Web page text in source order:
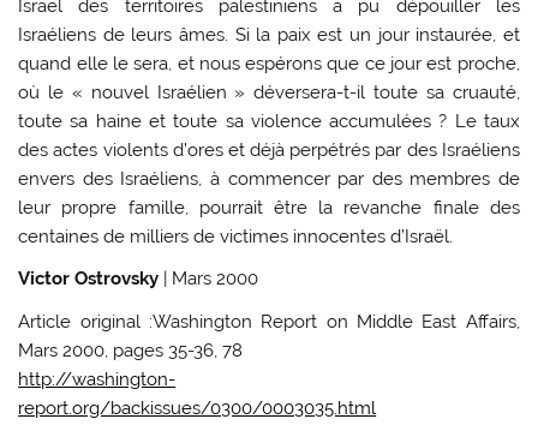
Israël des territoires palestiniens a pu dépouiller les
Israéliens de leurs âmes. Si la paix est un jour instaurée, et
quand elle le sera, et nous espérons que ce jour est proche,
où le « nouvel Israélien » déversera-t-il toute sa cruauté,
toute sa haine et toute sa violence accumulées ? Le taux
des actes violents d’ores et déjà perpétrés par des Israéliens
envers des Israéliens, à commencer par des membres de
leur propre famille, pourrait être la revanche finale des
centaines de milliers de victimes innocentes d’Israël.
Victor Ostrovsky | Mars 2000
Article original :Washington Report on Middle East Affairs,
Mars 2000, pages 35-36, 78
http://washington-
report.org/backissues/0300/0003035.html